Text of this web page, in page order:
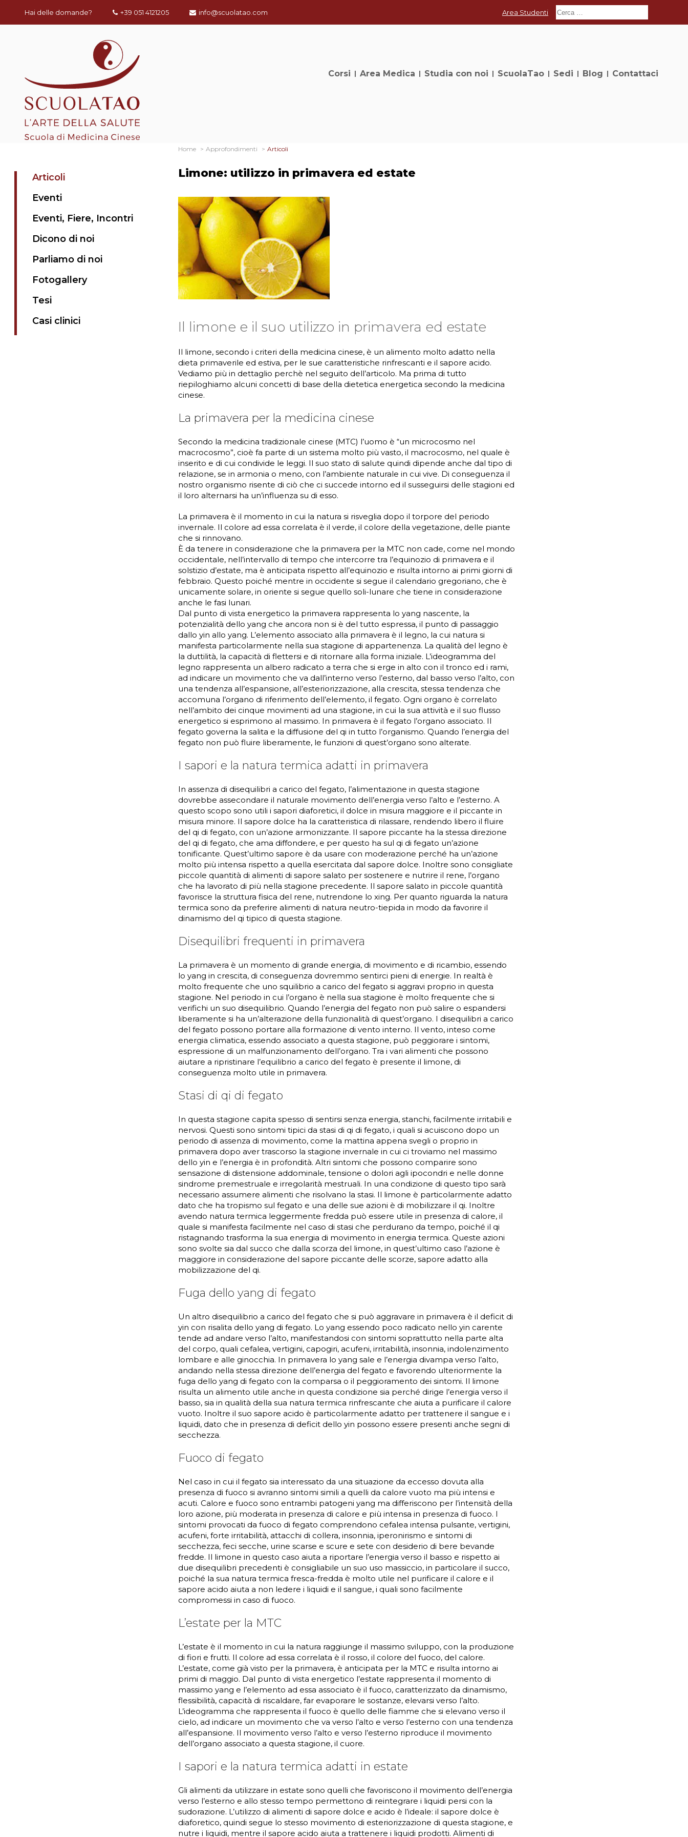
Hai delle domande? +39 051 4121205 info@scuolatao.com Area Studenti
Corsi Area Medica Studia con noi ScuolaTao Sedi Blog Contattaci
Articoli
Eventi
Eventi, Fiere, Incontri
Dicono di noi
Parliamo di noi
Fotogallery
Tesi
Casi clinici
Home Approfondimenti Articoli
Limone: utilizzo in primavera ed estate
Il limone e il suo utilizzo in primavera ed estate
Il limone, secondo i criteri della medicina cinese, è un alimento molto adatto nella
dieta primaverile ed estiva, per le sue caratteristiche rinfrescanti e il sapore acido.
Vediamo più in dettaglio perchè nel seguito dell’articolo. Ma prima di tutto
riepiloghiamo alcuni concetti di base della dietetica energetica secondo la medicina
cinese.
La primavera per la medicina cinese
Secondo la medicina tradizionale cinese (MTC) l’uomo è “un microcosmo nel
macrocosmo”, cioè fa parte di un sistema molto più vasto, il macrocosmo, nel quale è
inserito e di cui condivide le leggi. Il suo stato di salute quindi dipende anche dal tipo di
relazione, se in armonia o meno, con l’ambiente naturale in cui vive. Di conseguenza il
nostro organismo risente di ciò che ci succede intorno ed il susseguirsi delle stagioni ed
il loro alternarsi ha un’influenza su di esso.
La primavera è il momento in cui la natura si risveglia dopo il torpore del periodo
invernale. Il colore ad essa correlata è il verde, il colore della vegetazione, delle piante
che si rinnovano.
È da tenere in considerazione che la primavera per la MTC non cade, come nel mondo
occidentale, nell’intervallo di tempo che intercorre tra l’equinozio di primavera e il
solstizio d’estate, ma è anticipata rispetto all’equinozio e risulta intorno ai primi giorni di
febbraio. Questo poiché mentre in occidente si segue il calendario gregoriano, che è
unicamente solare, in oriente si segue quello soli-lunare che tiene in considerazione
anche le fasi lunari.
Dal punto di vista energetico la primavera rappresenta lo yang nascente, la
potenzialità dello yang che ancora non si è del tutto espressa, il punto di passaggio
dallo yin allo yang. L’elemento associato alla primavera è il legno, la cui natura si
manifesta particolarmente nella sua stagione di appartenenza. La qualità del legno è
la duttilità, la capacità di flettersi e di ritornare alla forma iniziale. L’ideogramma del
legno rappresenta un albero radicato a terra che si erge in alto con il tronco ed i rami,
ad indicare un movimento che va dall’interno verso l’esterno, dal basso verso l’alto, con
una tendenza all’espansione, all’esteriorizzazione, alla crescita, stessa tendenza che
accomuna l’organo di riferimento dell’elemento, il fegato. Ogni organo è correlato
nell’ambito dei cinque movimenti ad una stagione, in cui la sua attività e il suo flusso
energetico si esprimono al massimo. In primavera è il fegato l’organo associato. Il
fegato governa la salita e la diffusione del qi in tutto l’organismo. Quando l’energia del
fegato non può fluire liberamente, le funzioni di quest’organo sono alterate.
I sapori e la natura termica adatti in primavera
In assenza di disequilibri a carico del fegato, l’alimentazione in questa stagione
dovrebbe assecondare il naturale movimento dell’energia verso l’alto e l’esterno. A
questo scopo sono utili i sapori diaforetici, il dolce in misura maggiore e il piccante in
misura minore. Il sapore dolce ha la caratteristica di rilassare, rendendo libero il fluire
del qi di fegato, con un’azione armonizzante. Il sapore piccante ha la stessa direzione
del qi di fegato, che ama diffondere, e per questo ha sul qi di fegato un’azione
tonificante. Quest’ultimo sapore è da usare con moderazione perché ha un’azione
molto più intensa rispetto a quella esercitata dal sapore dolce. Inoltre sono consigliate
piccole quantità di alimenti di sapore salato per sostenere e nutrire il rene, l’organo
che ha lavorato di più nella stagione precedente. Il sapore salato in piccole quantità
favorisce la struttura fisica del rene, nutrendone lo xing. Per quanto riguarda la natura
termica sono da preferire alimenti di natura neutro-tiepida in modo da favorire il
dinamismo del qi tipico di questa stagione.
Disequilibri frequenti in primavera
La primavera è un momento di grande energia, di movimento e di ricambio, essendo
lo yang in crescita, di conseguenza dovremmo sentirci pieni di energie. In realtà è
molto frequente che uno squilibrio a carico del fegato si aggravi proprio in questa
stagione. Nel periodo in cui l’organo è nella sua stagione è molto frequente che si
verifichi un suo disequilibrio. Quando l’energia del fegato non può salire o espandersi
liberamente si ha un’alterazione della funzionalità di quest’organo. I disequilibri a carico
del fegato possono portare alla formazione di vento interno. Il vento, inteso come
energia climatica, essendo associato a questa stagione, può peggiorare i sintomi,
espressione di un malfunzionamento dell’organo. Tra i vari alimenti che possono
aiutare a ripristinare l’equilibrio a carico del fegato è presente il limone, di
conseguenza molto utile in primavera.
Stasi di qi di fegato
In questa stagione capita spesso di sentirsi senza energia, stanchi, facilmente irritabili e
nervosi. Questi sono sintomi tipici da stasi di qi di fegato, i quali si acuiscono dopo un
periodo di assenza di movimento, come la mattina appena svegli o proprio in
primavera dopo aver trascorso la stagione invernale in cui ci troviamo nel massimo
dello yin e l’energia è in profondità. Altri sintomi che possono comparire sono
sensazione di distensione addominale, tensione o dolori agli ipocondri e nelle donne
sindrome premestruale e irregolarità mestruali. In una condizione di questo tipo sarà
necessario assumere alimenti che risolvano la stasi. Il limone è particolarmente adatto
dato che ha tropismo sul fegato e una delle sue azioni è di mobilizzare il qi. Inoltre
avendo natura termica leggermente fredda può essere utile in presenza di calore, il
quale si manifesta facilmente nel caso di stasi che perdurano da tempo, poiché il qi
ristagnando trasforma la sua energia di movimento in energia termica. Queste azioni
sono svolte sia dal succo che dalla scorza del limone, in quest’ultimo caso l’azione è
maggiore in considerazione del sapore piccante delle scorze, sapore adatto alla
mobilizzazione del qi.
Fuga dello yang di fegato
Un altro disequilibrio a carico del fegato che si può aggravare in primavera è il deficit di
yin con risalita dello yang di fegato. Lo yang essendo poco radicato nello yin carente
tende ad andare verso l’alto, manifestandosi con sintomi soprattutto nella parte alta
del corpo, quali cefalea, vertigini, capogiri, acufeni, irritabilità, insonnia, indolenzimento
lombare e alle ginocchia. In primavera lo yang sale e l’energia divampa verso l’alto,
andando nella stessa direzione dell’energia del fegato e favorendo ulteriormente la
fuga dello yang di fegato con la comparsa o il peggioramento dei sintomi. Il limone
risulta un alimento utile anche in questa condizione sia perché dirige l’energia verso il
basso, sia in qualità della sua natura termica rinfrescante che aiuta a purificare il calore
vuoto. Inoltre il suo sapore acido è particolarmente adatto per trattenere il sangue e i
liquidi, dato che in presenza di deficit dello yin possono essere presenti anche segni di
secchezza.
Fuoco di fegato
Nel caso in cui il fegato sia interessato da una situazione da eccesso dovuta alla
presenza di fuoco si avranno sintomi simili a quelli da calore vuoto ma più intensi e
acuti. Calore e fuoco sono entrambi patogeni yang ma differiscono per l’intensità della
loro azione, più moderata in presenza di calore e più intensa in presenza di fuoco. I
sintomi provocati da fuoco di fegato comprendono cefalea intensa pulsante, vertigini,
acufeni, forte irritabilità, attacchi di collera, insonnia, iperonirismo e sintomi di
secchezza, feci secche, urine scarse e scure e sete con desiderio di bere bevande
fredde. Il limone in questo caso aiuta a riportare l’energia verso il basso e rispetto ai
due disequilibri precedenti è consigliabile un suo uso massiccio, in particolare il succo,
poiché la sua natura termica fresca-fredda è molto utile nel purificare il calore e il
sapore acido aiuta a non ledere i liquidi e il sangue, i quali sono facilmente
compromessi in caso di fuoco.
L’estate per la MTC
L’estate è il momento in cui la natura raggiunge il massimo sviluppo, con la produzione
di fiori e frutti. Il colore ad essa correlata è il rosso, il colore del fuoco, del calore.
L’estate, come già visto per la primavera, è anticipata per la MTC e risulta intorno ai
primi di maggio. Dal punto di vista energetico l’estate rappresenta il momento di
massimo yang e l’elemento ad essa associato è il fuoco, caratterizzato da dinamismo,
flessibilità, capacità di riscaldare, far evaporare le sostanze, elevarsi verso l’alto.
L’ideogramma che rappresenta il fuoco è quello delle fiamme che si elevano verso il
cielo, ad indicare un movimento che va verso l’alto e verso l’esterno con una tendenza
all’espansione. Il movimento verso l’alto e verso l’esterno riproduce il movimento
dell’organo associato a questa stagione, il cuore.
I sapori e la natura termica adatti in estate
Gli alimenti da utilizzare in estate sono quelli che favoriscono il movimento dell’energia
verso l’esterno e allo stesso tempo permettono di reintegrare i liquidi persi con la
sudorazione. L’utilizzo di alimenti di sapore dolce e acido è l’ideale: il sapore dolce è
diaforetico, quindi segue lo stesso movimento di esteriorizzazione di questa stagione, e
nutre i liquidi, mentre il sapore acido aiuta a trattenere i liquidi prodotti. Alimenti di